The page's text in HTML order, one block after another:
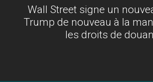
Wall Street signe un
Trump de nouveau à la
les droits de